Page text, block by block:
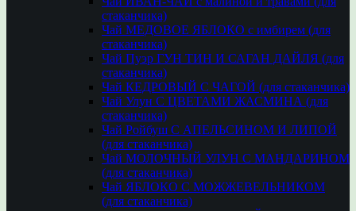
стаканчика)
Чай МЕДОВОЕ ЯБЛОКО с имбирем (для
стаканчика)
Чай Пуэр ГУН ТИН И САГАН ДАЙЛЯ (для
стаканчика)
Чай КЕДРОВЫЙ С ЧАГОЙ (для стаканчика)
Чай Улун С ЦВЕТАМИ ЖАСМИНА (для
стаканчика)
Чай Ройбуш С АПЕЛЬСИНОМ И ЛИПОЙ
(для стаканчика)
Чай МОЛОЧНЫЙ УЛУН С МАНДАРИНОМ
(для стаканчика)
Чай ЯБЛОКО С МОЖЖЕВЕЛЬНИКОМ
(для стаканчика)